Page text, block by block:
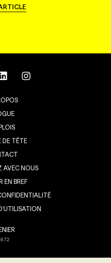
DE TÊTE
AVEC NOUS
EN BREF
8.7.2